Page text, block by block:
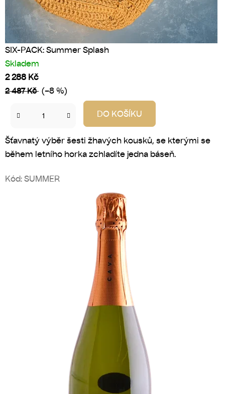
.
V
Y
S
I
H
SIX-PACK: Summer Splash
Skladem
2 288 Kč
2 487 Kč (–8 %)
DO KOŠÍKU
Šťavnatý výběr šesti žhavých kousků, se kterými se
během letního horka zchladíte jedna báseň.
Kód: SUMMER